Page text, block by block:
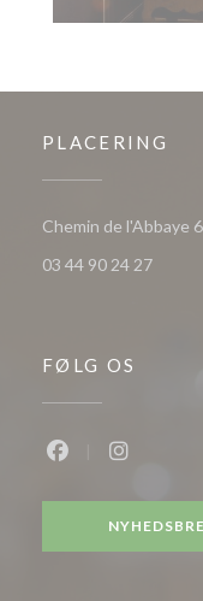
PLACERING
Chemin de l'Abbaye
03 44 90 24 27
FØLG OS